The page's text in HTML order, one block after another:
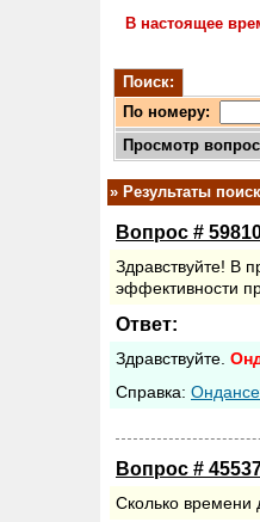
В настоящее
Поиск:
По номеру:
Просмотр
» Результаты
Вопрос #
Здравствуйте! В
эффективности
Ответ:
Здравствуйте.
Cправка:
Вопрос #
Сколько времени